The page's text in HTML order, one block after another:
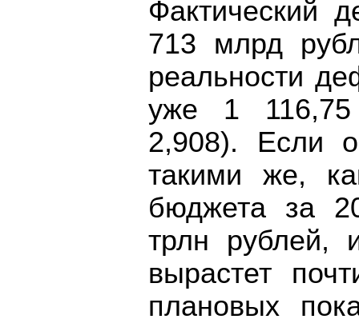
Фактический
713 млрд
реальности
уже 1 116,75
2,908). Если
такими же,
бюджета за
трлн рублей,
вырастет
плановых